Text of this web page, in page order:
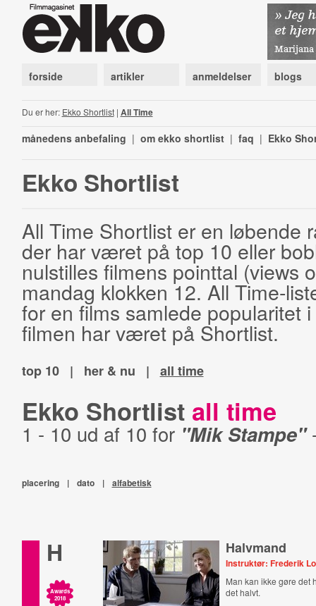
forside artikler anmeldelser blogs
Du er her: Ekko Shortlist| All Time
månedens anbefaling | om ekko shortlist | faq | Ekko
Ekko Shortlist
All Time Shortlist er en løbende
der har været på top 10 eller
nulstilles filmens pointtal (views
mandag klokken 12. All Time-
for en films samlede popularitet
filmen har været på Shortlist.
top 10 | her & nu | all time
Ekko Shortlist all time
1 - 10 ud af 10 for "Mik Stampe"
placering | dato | alfabetisk
H
Awards
2018
Halvmand
Instruktør: Frederik
Man kan ikke gøre det
det halvt.